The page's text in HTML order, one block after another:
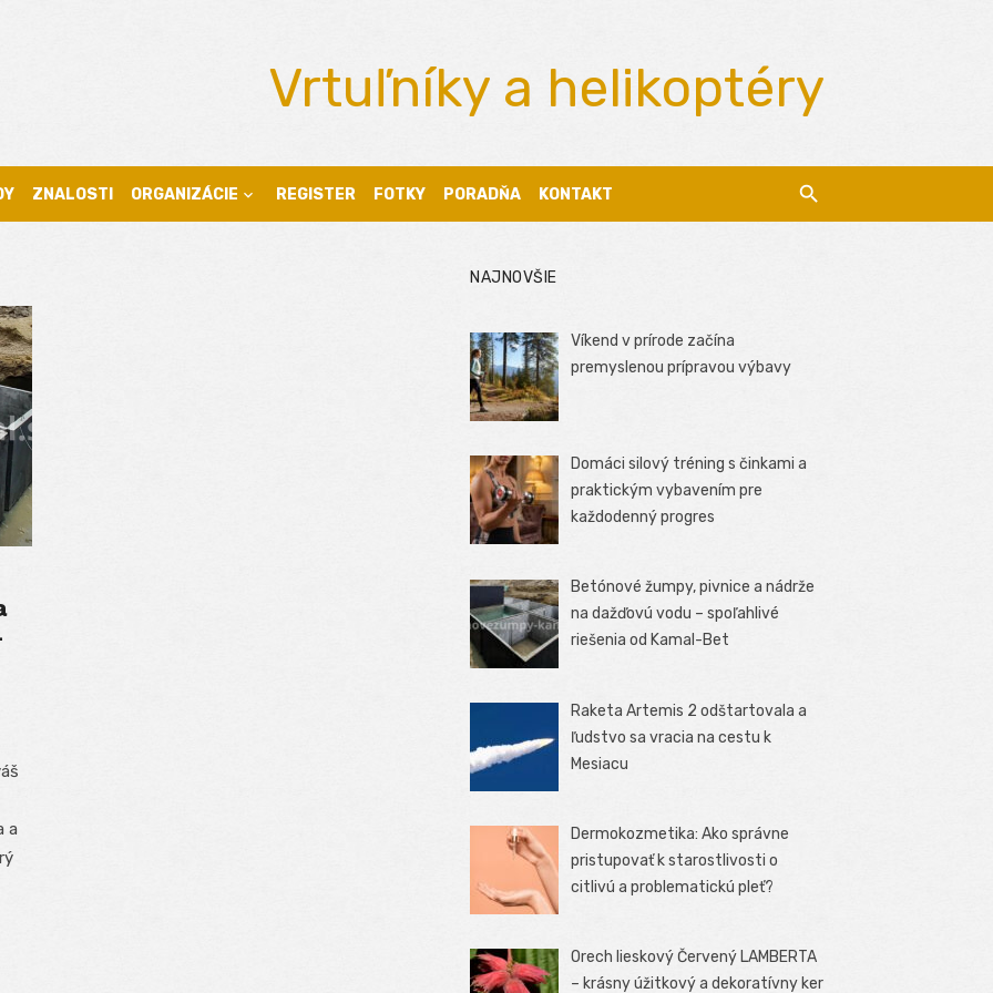
Vrtuľníky a helikoptéry
ZNALOSTI ORGANIZÁCIE REGISTER FOTKY PORADŇA KONTAKT
a
NAJNOVŠIE
Víkend v prírode začína
premyslenou prípravou výbavy
Domáci silový tréning s činkami a
praktickým vybavením pre
každodenný progres
Betónové žumpy, pivnice a nádrže
na dažďovú vodu – spoľahlivé
riešenia od Kamal-Bet
Raketa Artemis 2 odštartovala a
ľudstvo sa vracia na cestu k
Mesiacu
Dermokozmetika: Ako správne
pristupovať k starostlivosti o
citlivú a problematickú pleť?
Orech lieskový Červený LAMBERTA
– krásny úžitkový a dekoratívny ker